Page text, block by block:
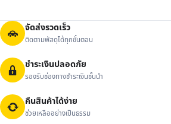
จัดส่งรวดเร็ว
ติดตามพัสดุได้ทุกขั้นตอน
ชำระเงินปลอดภัย
รองรับช่องทางชำระเงินชั้นนำ
คืนสินค้าได้ง่าย
ช่วยเหลืออย่างเป็นธรรม